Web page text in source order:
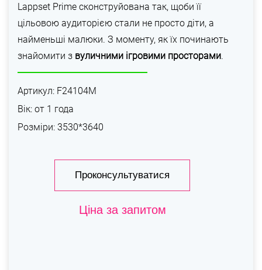
Lappset Prime сконструйована так, щоби її
цільовою аудиторією стали не просто діти, а
найменьші малюки. З моменту, як їх починають
знайомити з вуличними ігровими просторами.
Артикул: F24104M
Вік: от 1 года
Розміри: 3530*3640
Проконсультуватися
Ціна за запитом